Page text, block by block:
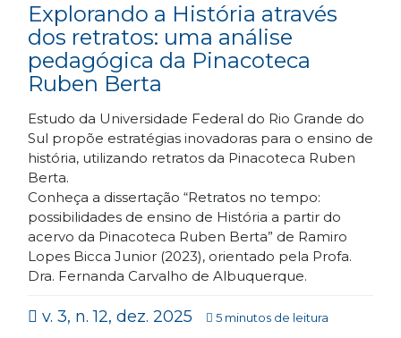
Explorando a História através
dos retratos: uma análise
pedagógica da Pinacoteca
Ruben Berta
Estudo da Universidade Federal do Rio Grande do
Sul propõe estratégias inovadoras para o ensino de
história, utilizando retratos da Pinacoteca Ruben
Berta.
Conheça a dissertação “Retratos no tempo:
possibilidades de ensino de História a partir do
acervo da Pinacoteca Ruben Berta” de Ramiro
Lopes Bicca Junior (2023), orientado pela Profa.
Dra. Fernanda Carvalho de Albuquerque.
v. 3, n. 12, dez. 2025 5 minutos de leitura